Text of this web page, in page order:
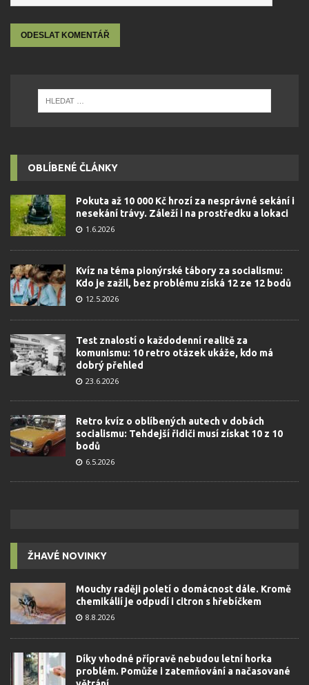
OBLÍBENÉ ČLÁNKY
Pokuta až 10 000 Kč hrozí za nesprávné sekání i
nesekání trávy. Záleží i na prostředku a lokaci
1.6.2026
Kvíz na téma pionýrské tábory za socialismu:
Kdo je zažil, bez problému získá 12 ze 12 bodů
12.5.2026
Test znalostí o každodenní realitě za
komunismu: 10 retro otázek ukáže, kdo má
dobrý přehled
23.6.2026
Retro kvíz o oblíbených autech v dobách
socialismu: Tehdejší řidiči musí získat 10 z 10
bodů
6.5.2026
ŽHAVÉ NOVINKY
Mouchy raději poletí o domácnost dále. Kromě
chemikálií je odpudí i citron s hřebíčkem
8.8.2026
Díky vhodné přípravě nebudou letní horka
problém. Pomůže i zatemňování a načasované